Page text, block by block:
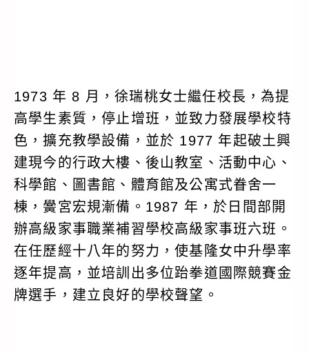
1973 年 8 月，徐瑞桃女士繼任校長，為提
高學生素質，停止增班，並致力發展學校特
色，擴充教學設備，並於 1977 年起破土興
建現今的行政大樓、後山教室、活動中心、
科學館、圖書館、體育館及公寓式眷舍一
棟，黌宮宏規漸備。1987 年，於日間部開
辦高級家事職業補習學校高級家事班六班。
在任歷經十八年的努力，使基隆女中升學率
逐年提高，並培訓出多位跆拳道國際競賽金
牌選手，建立良好的學校聲望。